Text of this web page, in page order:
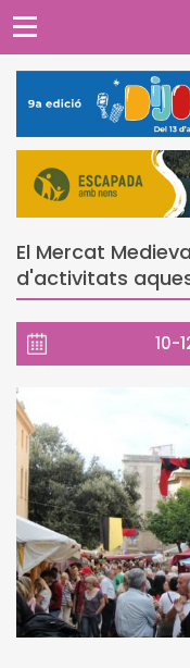
El Mercat
d'activitats
10-